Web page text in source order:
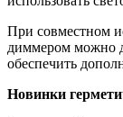
При совместном
диммером можно
обеспечить
Новинки